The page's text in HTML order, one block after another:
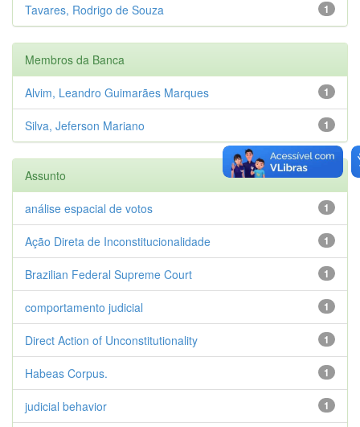
1
Tavares, Rodrigo de Souza
Membros da Banca
1
Alvim, Leandro Guimarães Marques
1
Silva, Jeferson Mariano
Assunto
1
análise espacial de votos
1
Ação Direta de Inconstitucionalidade
1
Brazilian Federal Supreme Court
1
comportamento judicial
1
Direct Action of Unconstitutionality
1
Habeas Corpus.
1
judicial behavior